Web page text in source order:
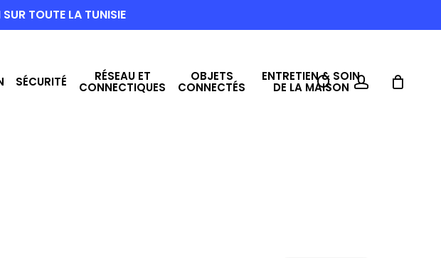
TOUTE LA TUNISIE
SÉCURITÉ RÉSEAU ET
CONNECTIQUES
OBJETS
CONNECTÉS
ENTRETIEN & SOIN
DE LA MAISONsearchaccount